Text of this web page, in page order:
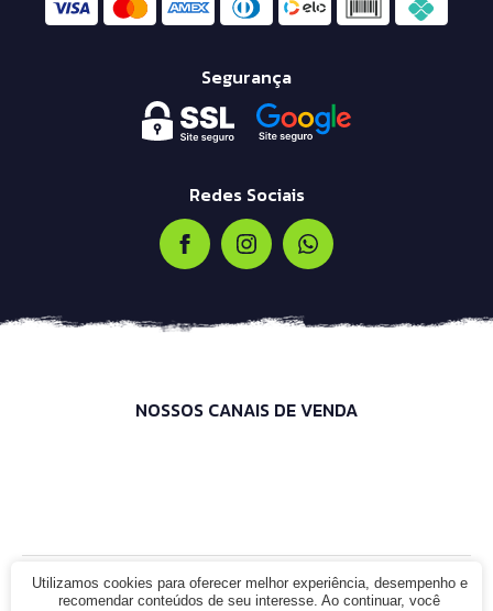
Segurança
Redes Sociais
NOSSOS CANAIS DE VENDA
© 2021 - Infinity Bike Shop. CNPJ: 00.000.000/0000-00. Todos os
Utilizamos cookies para oferecer melhor experiência, desempenho e
recomendar conteúdos de seu interesse. Ao continuar, você